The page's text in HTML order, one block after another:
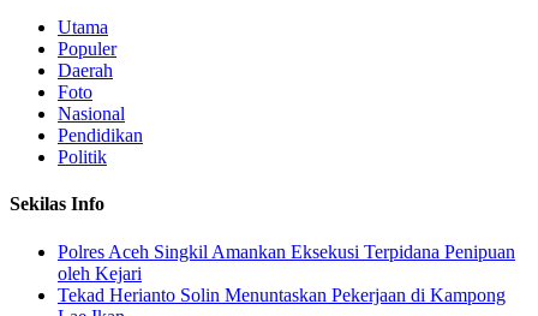
Utama
Populer
Daerah
Foto
Nasional
Pendidikan
Politik
Sekilas Info
Polres Aceh Singkil Amankan Eksekusi Terpidana Penipuan
oleh Kejari
Tekad Herianto Solin Menuntaskan Pekerjaan di Kampong